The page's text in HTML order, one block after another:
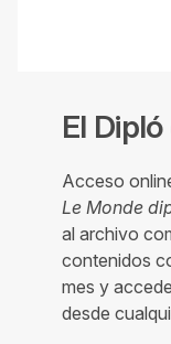
El
Acceso
Le Monde
al archivo
contenidos
mes y
desde